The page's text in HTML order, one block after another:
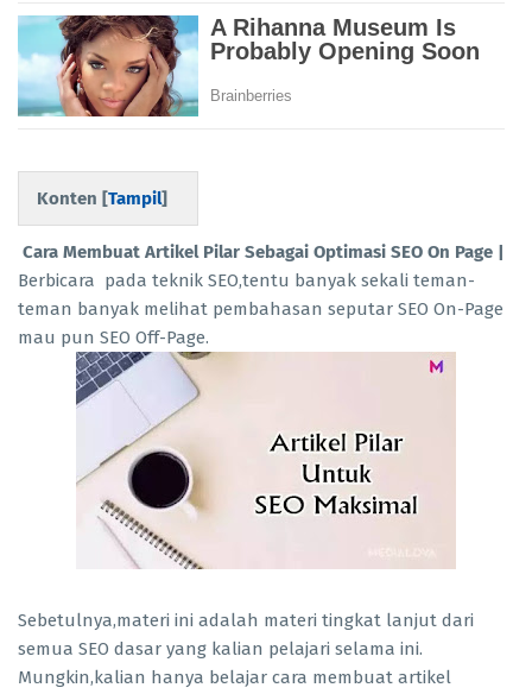
Konten [Tampil]
Cara Membuat Artikel Pilar Sebagai Optimasi SEO On Page |
Berbicara pada teknik SEO,tentu banyak sekali teman-
teman banyak melihat pembahasan seputar SEO On-Page
mau pun SEO Off-Page.
Sebetulnya,materi ini adalah materi tingkat lanjut dari
semua SEO dasar yang kalian pelajari selama ini.
Mungkin,kalian hanya belajar cara membuat artikel